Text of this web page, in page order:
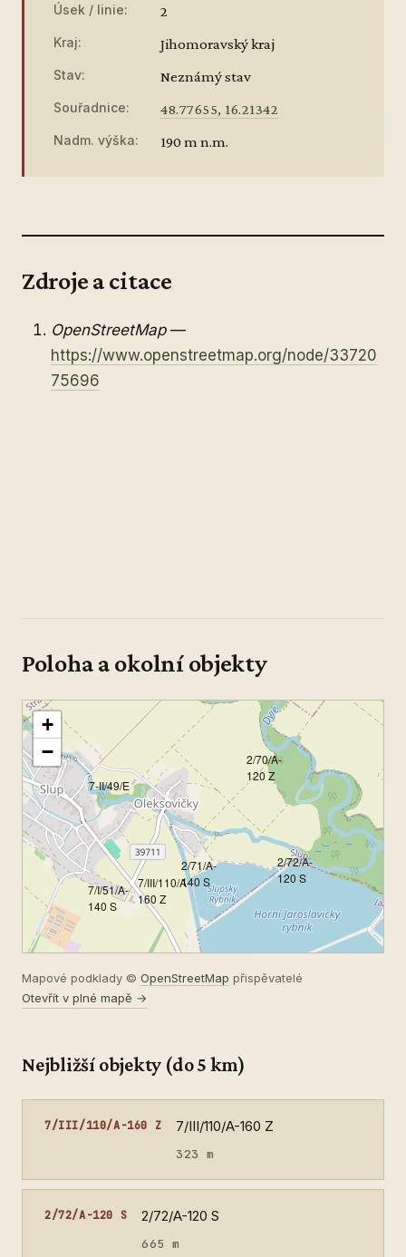
Úsek / linie: 2
Kraj: Jihomoravský kraj
Stav: Neznámý stav
Souřadnice: 48.77655, 16.21342
Nadm. výška: 190 m n.m.
Zdroje a citace
OpenStreetMap—
https://www.openstreetmap.org/node/33720
75696
Poloha a okolní objekty
2/71/A-
140 S
7/III/110/A-
160 Z
2/72/A-
120 S
7/I/51/A-
140 S
7-II/49/E
2/70/A-
120 Z
+
−
Mapové podklady © OpenStreetMap přispěvatelé
Otevřít v plné mapě →
Nejbližší objekty (do 5 km)
7/III/110/A-160 Z 7/III/110/A-160 Z
323 m
2/72/A-120 S 2/72/A-120 S
665 m